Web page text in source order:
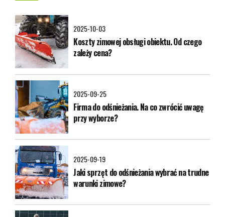
2025-10-03
Koszty zimowej obsługi obiektu. Od czego
zależy cena?
2025-09-25
Firma do odśnieżania. Na co zwrócić uwagę
przy wyborze?
2025-09-19
Jaki sprzęt do odśnieżania wybrać na trudne
warunki zimowe?